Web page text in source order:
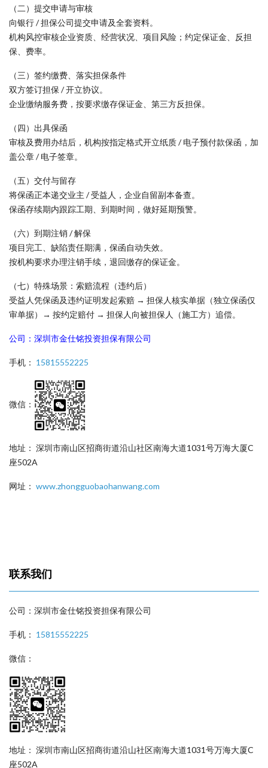
（二）提交申请与审核
向银行 / 担保公司提交申请及全套资料。
机构风控审核企业资质、经营状况、项目风险；约定保证金、反担
保、费率。
（三）签约缴费、落实担保条件
双方签订担保 / 开立协议。
企业缴纳服务费，按要求缴存保证金、第三方反担保。
（四）出具保函
审核及费用办结后，机构按指定格式开立纸质 / 电子预付款保函，加
盖公章 / 电子签章。
（五）交付与留存
将保函正本递交业主 / 受益人，企业自留副本备查。
保函存续期内跟踪工期、到期时间，做好延期预警。
（六）到期注销 / 解保
项目完工、缺陷责任期满，保函自动失效。
按机构要求办理注销手续，退回缴存的保证金。
（七）特殊场景：索赔流程（违约后）
受益人凭保函及违约证明发起索赔 → 担保人核实单据（独立保函仅
审单据）→ 按约定赔付 → 担保人向被担保人（施工方）追偿。
公司：深圳市金仕铭投资担保有限公司
手机： 15815552225
微信：
地址： 深圳市南山区招商街道沿山社区南海大道1031号万海大厦C
座502A
网址： www.zhongguobaohanwang.com
联系我们
公司：深圳市金仕铭投资担保有限公司
手机： 15815552225
微信：
地址： 深圳市南山区招商街道沿山社区南海大道1031号万海大厦C
座502A